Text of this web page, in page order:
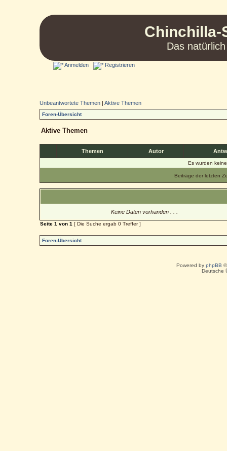
Chinchilla-
Das
Anmelden Registrieren
Unbeantwortete Themen |Aktive Themen
Foren-Übersicht
Aktive Themen
Themen Autor
Es wurden
Beiträge der letzten
Keine Daten vorhanden . . .
Seite1 von1 [ Die Suche ergab 0 Treffer ]
Foren-Übersicht
Powered by phpBB
Deutsche